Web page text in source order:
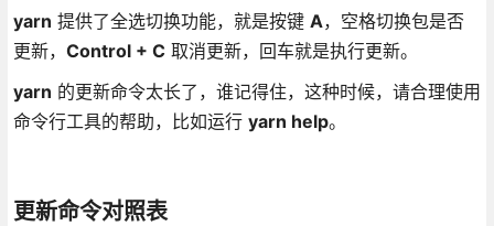
yarn 提供了全选切换功能，就是按键 A，空格切换包是否
更新， Control + C取消更新，回车就是执行更新。
yarn 的更新命令太长了，谁记得住，这种时候，请合理使用
命令行工具的帮助，比如运行 yarn help。
更新命令对照表